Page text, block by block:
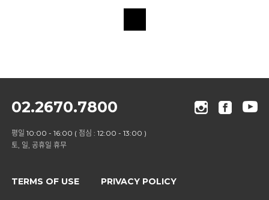
02.2670.7800
평일 10:00 - 16:00 ( 점심 : 12:00 - 13:00 )
토, 일, 공휴일 휴무
TERMS OF USE PRIVACY POLICY